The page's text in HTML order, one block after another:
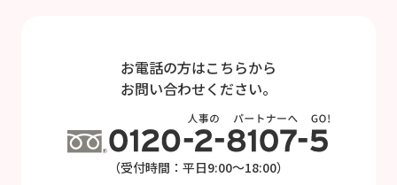
お電話の方はこちらから
お問い合わせください。
（受付時間：平日9:00～18:00）